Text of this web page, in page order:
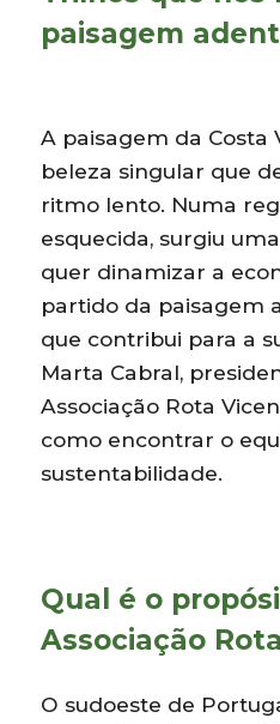
paisagem
A paisagem da Costa
beleza singular que
ritmo lento. Numa
esquecida, surgiu
quer dinamizar a
partido da paisagem
que contribui para a
Marta Cabral,
Associação Rota
como encontrar o
sustentabilidade.
Qual é o
Associação
O sudoeste de